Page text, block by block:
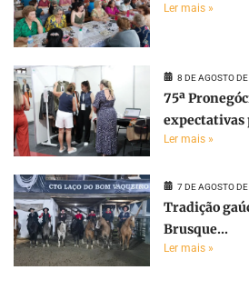
Ler mais »
8 DE AGOSTO
75ª
expectativas
Ler mais »
7 DE AGOSTO
Tradição
Brusque...
Ler mais »